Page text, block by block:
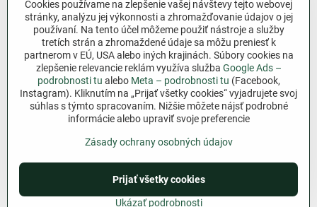
Ďakujeme za podporu
Sme slovenský e-shop bez dotácií​. Fungujeme len
vďaka vám – ľuďom, ktorí veria v poctivú prácu a
lásku k pôde​. Každý nákup na Jutro​.sk nám pomáha
pokračovať v tom, čo má zmysel – pomáhať
záhradkárom zadarmo a srdcom​.
©2026Copyright
Predvoľby súkromiaZásady ochrany osobných údajov
Podmienky používania
Cookies používame na zlepšenie vašej návštevy tejto webovej
stránky, analýzu jej výkonnosti a zhromažďovanie údajov o jej
používaní. Na tento účel môžeme použiť nástroje a služby
tretích strán a zhromaždené údaje sa môžu preniesť k
partnerom v EÚ, USA alebo iných krajinách. Súbory cookies na
zlepšenie relevancie reklám využíva služba Google Ads –
podrobnosti tu alebo Meta – podrobnosti tu (Facebook,
Instagram). Kliknutím na „Prijať všetky cookies“ vyjadrujete svoj
súhlas s týmto spracovaním. Nižšie môžete nájsť podrobné
informácie alebo upraviť svoje preferencie
Zásady ochrany osobných údajov
Ukázať podrobnosti
Prijať všetky cookies